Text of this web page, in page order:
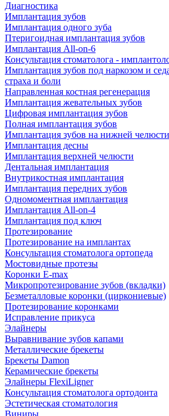
Диагностика
Имплантация зубов
Имплантация одного зуба
Птеригоидная имплантация зубов
Имплантация All-on-6
Консультация стоматолога -
Имплантация зубов под наркозом и
страха и боли
Направленная костная регенерация
Имплантация жевательных зубов
Цифровая имплантация зубов
Полная имплантация зубов
Имплантация зубов на нижней челюсти
Имплантация десны
Имплантация верхней челюсти
Дентальная имплантация
Внутрикостная имплантация
Имплантация передних зубов
Одномоментная имплантация
Имплантация All-on-4
Имплантация под ключ
Протезирование
Протезирование на имплантах
Консультация стоматолога ортопеда
Мостовидные протезы
Коронки E-max
Микропротезирование зубов (вкладки)
Безметалловые коронки (циркониевые)
Протезирование коронками
Исправление прикуса
Элайнеры
Выравнивание зубов капами
Металлические брекеты
Брекеты Damon
Керамические брекеты
Элайнеры FlexiLigner
Консультация стоматолога ортодонта
Эстетическая стоматология
Виниры